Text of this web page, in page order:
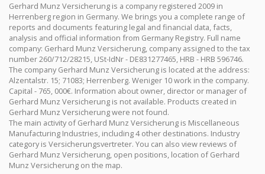
Gerhard Munz Versicherung is a company registered 2009 in
Herrenberg region in Germany. We brings you a complete range of
reports and documents featuring legal and financial data, facts,
analysis and official information from Germany Registry. Full name
company: Gerhard Munz Versicherung, company assigned to the tax
number 260/712/28215, USt-IdNr - DE831277465, HRB - HRB 596746.
The company Gerhard Munz Versicherung is located at the address:
Alzentalstr. 15; 71083; Herrenberg. Weniger 10 work in the company.
Capital - 765, 000€. Information about owner, director or manager of
Gerhard Munz Versicherung is not available. Products created in
Gerhard Munz Versicherung were not found.
The main activity of Gerhard Munz Versicherung is Miscellaneous
Manufacturing Industries, including 4 other destinations. Industry
category is Versicherungsvertreter. You can also view reviews of
Gerhard Munz Versicherung, open positions, location of Gerhard
Munz Versicherung on the map.